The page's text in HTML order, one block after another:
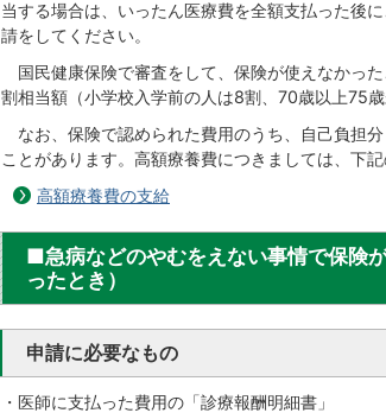
当する場合は、いったん医療費を全額支払った後
請をしてください。
国民健康保険で審査をして、保険が使えなかっ
割相当額（小学校入学前の人は8割、70歳以上75
なお、保険で認められた費用のうち、自己負担
ことがあります。高額療養費につきましては、下
高額療養費の支給
■急病などのやむをえない事情で保険
ったとき）
申請に必要なもの
・医師に支払った費用の「診療報酬明細書」